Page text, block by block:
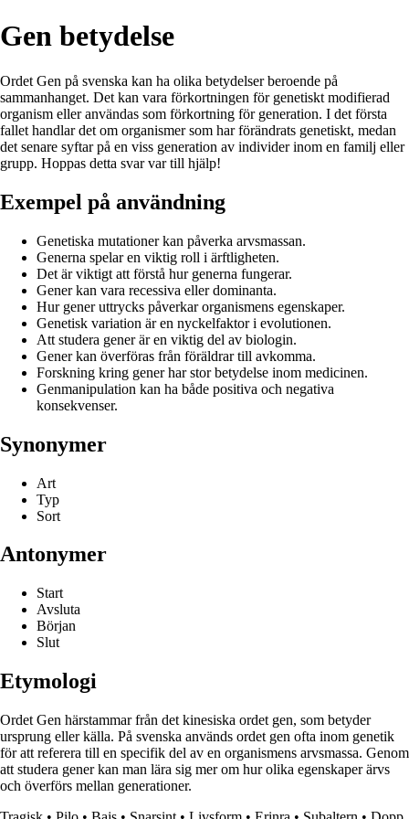
Gen betydelse
Ordet Gen på svenska kan ha olika betydelser beroende på
sammanhanget. Det kan vara förkortningen för genetiskt modifierad
organism eller användas som förkortning för generation. I det första
fallet handlar det om organismer som har förändrats genetiskt, medan
det senare syftar på en viss generation av individer inom en familj eller
grupp. Hoppas detta svar var till hjälp!
Exempel på användning
Genetiska mutationer kan påverka arvsmassan.
Generna spelar en viktig roll i ärftligheten.
Det är viktigt att förstå hur generna fungerar.
Gener kan vara recessiva eller dominanta.
Hur gener uttrycks påverkar organismens egenskaper.
Genetisk variation är en nyckelfaktor i evolutionen.
Att studera gener är en viktig del av biologin.
Gener kan överföras från föräldrar till avkomma.
Forskning kring gener har stor betydelse inom medicinen.
Genmanipulation kan ha både positiva och negativa
konsekvenser.
Synonymer
Art
Typ
Sort
Antonymer
Start
Avsluta
Början
Slut
Etymologi
Ordet Gen härstammar från det kinesiska ordet gen, som betyder
ursprung eller källa. På svenska används ordet gen ofta inom genetik
för att referera till en specifik del av en organismens arvsmassa. Genom
att studera gener kan man lära sig mer om hur olika egenskaper ärvs
och överförs mellan generationer.